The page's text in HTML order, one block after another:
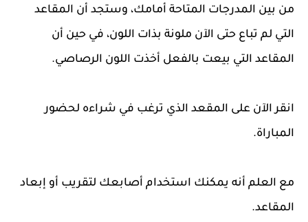
من بين المدرجات المتاحة أمامك، وستجد أن المقاعد
التي لم تباع حتى الآن ملونة بذات اللون، في حين أن
المقاعد التي بيعت بالفعل أخذت اللون الرصاصي.
انقر الآن على المقعد الذي ترغب في شراءه لحضور
المباراة.
مع العلم أنه يمكنك استخدام أصابعك لتقريب أو إبعاد
المقاعد.